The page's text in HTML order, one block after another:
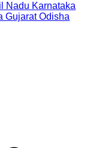
Nadu Karnataka
Gujarat Odisha